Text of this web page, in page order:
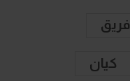
فريق
كيان